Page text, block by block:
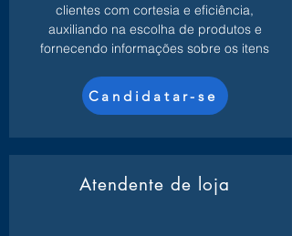
clientes com cortesia e eficiência,
auxiliando na escolha de produtos e
fornecendo informações sobre os itens
Candidatar-se
Atendente de loja